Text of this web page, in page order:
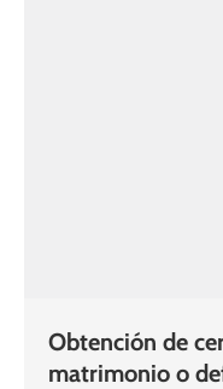
Obtención de
matrimonio o